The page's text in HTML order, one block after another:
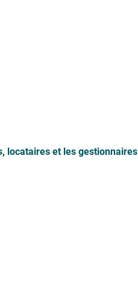
locataires et les gestionnaires